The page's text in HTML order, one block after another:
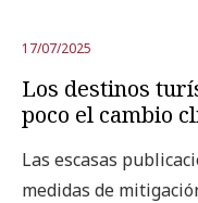
17/07/2025
Los destinos
poco el cambio
Las escasas
medidas de